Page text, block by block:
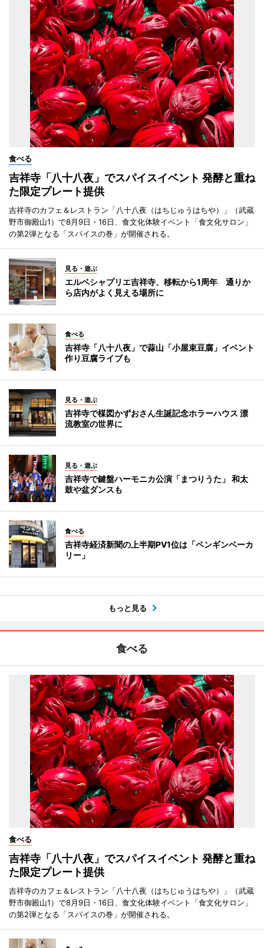
食べる
吉祥寺「八十八夜」でスパイスイベント 発酵と重ね
た限定プレート提供
吉祥寺のカフェ＆レストラン「八十八夜（はちじゅうはちや）」（武蔵
野市御殿山1）で8月9日・16日、食文化体験イベント「食文化サロン」
の第2弾となる「スパイスの巻」が開催される。
見る・遊ぶ
エルベシャプリエ吉祥寺、移転から1周年 通りか
ら店内がよく見える場所に
食べる
吉祥寺「八十八夜」で蒜山「小屋束豆腐」イベント
作り豆腐ライブも
見る・遊ぶ
吉祥寺で楳図かずおさん生誕記念ホラーハウス 漂
流教室の世界に
見る・遊ぶ
吉祥寺で鍵盤ハーモニカ公演「まつりうた」 和太
鼓や盆ダンスも
食べる
吉祥寺経済新聞の上半期PV1位は「ペンギンベーカ
リー」
もっと見る
食べる
食べる
吉祥寺「八十八夜」でスパイスイベント 発酵と重ね
た限定プレート提供
吉祥寺のカフェ＆レストラン「八十八夜（はちじゅうはちや）」（武蔵
野市御殿山1）で8月9日・16日、食文化体験イベント「食文化サロン」
の第2弾となる「スパイスの巻」が開催される。